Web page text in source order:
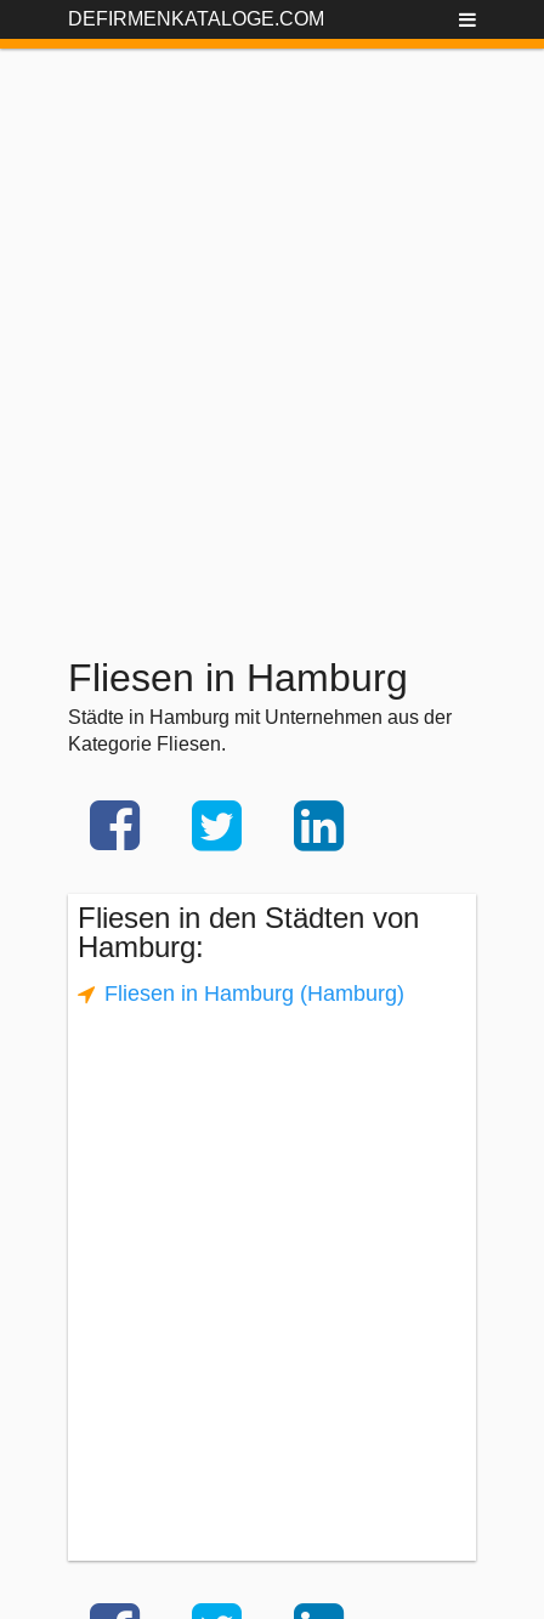
DEFIRMENKATALOGE.COM
Fliesen in Hamburg
Städte in Hamburg mit Unternehmen aus der
Kategorie Fliesen.
Fliesen in den Städten von
Hamburg:
Fliesen in Hamburg (Hamburg)